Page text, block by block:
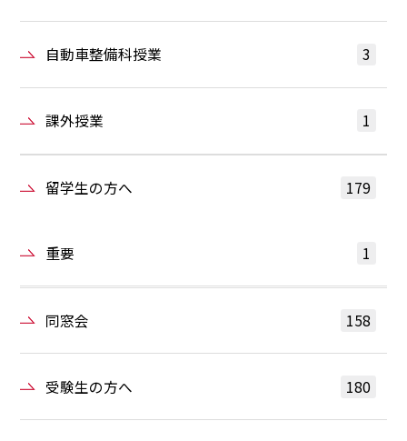
自動車整備科授業 3
課外授業 1
留学生の方へ 179
重要 1
同窓会 158
受験生の方へ 180